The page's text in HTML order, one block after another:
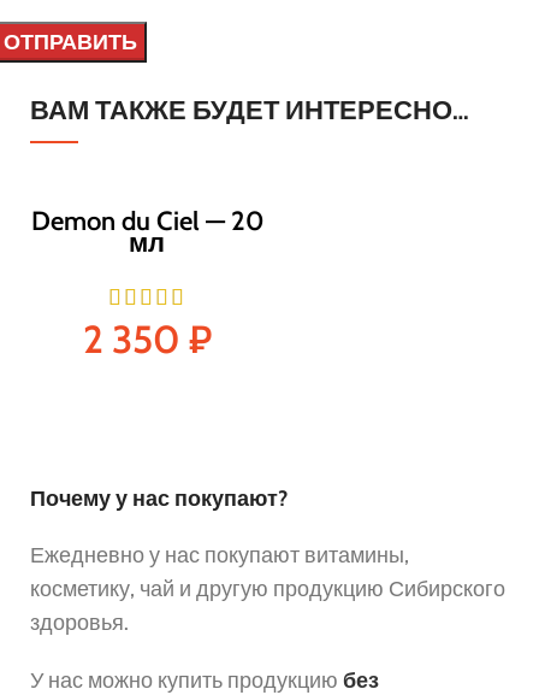
ВАМ ТАКЖЕ БУДЕТ ИНТЕРЕСНО…
Demon du Ciel — 20
мл
2 350 ₽
Почему у нас покупают?
Ежедневно у нас покупают витамины,
косметику, чай и другую продукцию Сибирского
здоровья.
У нас можно купить продукцию без